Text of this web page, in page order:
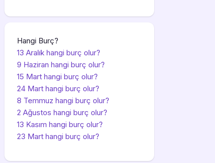
Hangi Burç?
13 Aralık hangi burç olur?
9 Haziran hangi burç olur?
15 Mart hangi burç olur?
24 Mart hangi burç olur?
8 Temmuz hangi burç olur?
2 Ağustos hangi burç olur?
13 Kasım hangi burç olur?
23 Mart hangi burç olur?